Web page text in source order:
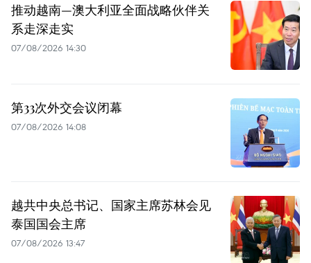
推动越南—澳大利亚全面战略伙伴关
系走深走实
07/08/2026 14:30
第33次外交会议闭幕
07/08/2026 14:08
越共中央总书记、国家主席苏林会见
泰国国会主席
07/08/2026 13:47